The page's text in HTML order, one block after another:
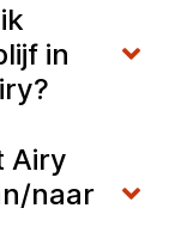
in
Airy
naar